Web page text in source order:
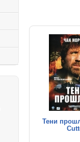
Тени